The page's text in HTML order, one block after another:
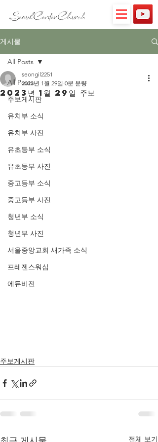
게시물
All Posts
주보게시판
유치부 소식
유치부 사진
유초등부 소식
유초등부 사진
중고등부 소식
중고등부 사진
청년부 소식
청년부 사진
서울중앙교회 새가족 소식
프레젠스워십
에듀비전
All Posts
2023년 1월 29일 주보
seongil2251
2023년 1월 29일 0분 분량
주보게시판
전체 보기